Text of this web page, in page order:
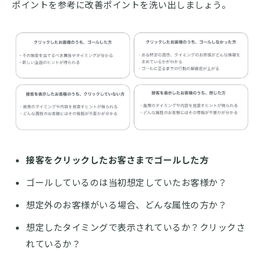
ポイントを参考に改善ポイントを洗い出しましょう。
接客をクリックしたお客さまでゴールした方
ゴールしているのは当初想定していたお客様か？
想定外のお客様がいる場合、どんな属性の方か？
想定したタイミングで表示されているか？クリックさ
れているか？